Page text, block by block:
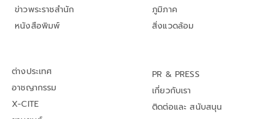
ข่าวพระราชสำนัก
หนังสือพิมพ์
ภูมิภาค
สิ่งแวดล้อม
ต่างประเทศ
อาชญากรรม
X-CITE
PR & PRESS
เกี่ยวกับเรา
ติดต่อและ สนับสนุน